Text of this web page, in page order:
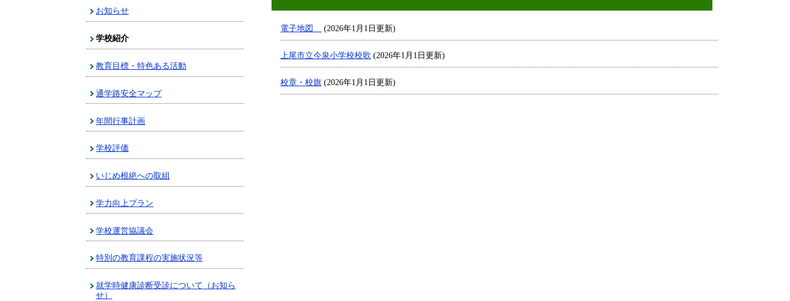
お知らせ
学校紹介
教育目標・特色ある活動
通学路安全マップ
年間行事計画
学校評価
いじめ根絶への取組
学力向上プラン
学校運営協議会
特別の教育課程の実施状況等
就学時健康診断受診について（お知ら
せ）
電子地図 (2026年1月1日更新)
上尾市立今泉小学校校歌 (2026年1月1日更新)
校章・校旗 (2026年1月1日更新)